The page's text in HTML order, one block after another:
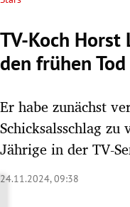
Untermenü
Untermenü
TV-Koch
den frühen
Er habe zunächst
Schicksalsschlag
Jährige in der TV-
24.11.2024, 09:38